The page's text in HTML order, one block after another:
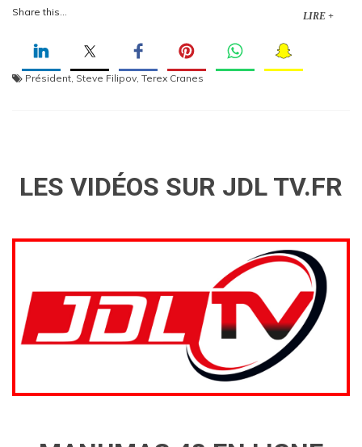
Share this... LIRE +
Président, Steve Filipov, Terex Cranes
LES VIDÉOS SUR JDL TV.FR